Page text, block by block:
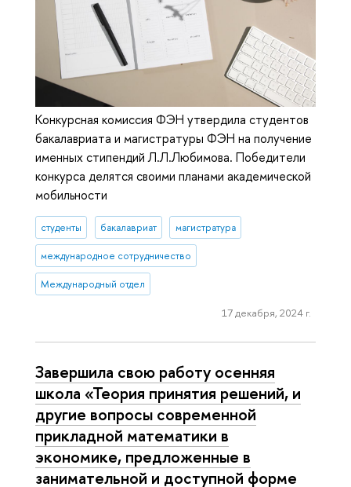
Конкурсная комиссия ФЭН утвердила студентов
бакалавриата и магистратуры ФЭН на получение
именных стипендий Л.Л.Любимова. Победители
конкурса делятся своими планами академической
мобильности
студенты бакалавриат магистратура
международное сотрудничество
Международный отдел
17 декабря, 2024 г.
Завершила свою работу осенняя
школа «Теория принятия решений, и
другие вопросы современной
прикладной математики в
экономике, предложенные в
занимательной и доступной форме